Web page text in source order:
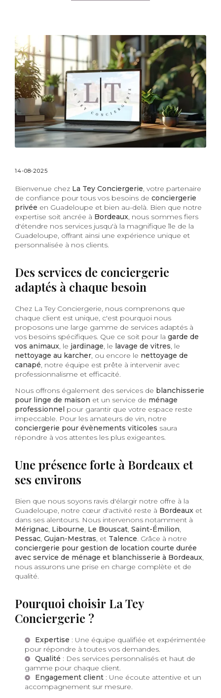
14-08-2025
Bienvenue chez La Tey Conciergerie, votre partenaire
de confiance pour tous vos besoins de conciergerie
privée en Guadeloupe et bien au-delà. Bien que notre
expertise soit ancrée à Bordeaux, nous sommes fiers
d'étendre nos services jusqu'à la magnifique île de la
Guadeloupe, offrant ainsi une expérience unique et
personnalisée à nos clients.
Des services de conciergerie
adaptés à chaque besoin
Chez La Tey Conciergerie, nous comprenons que
chaque client est unique, c'est pourquoi nous
proposons une large gamme de services adaptés à
vos besoins spécifiques. Que ce soit pour la garde de
vos animaux, le jardinage, le lavage de vitres, le
nettoyage au karcher, ou encore le nettoyage de
canapé, notre équipe est prête à intervenir avec
professionnalisme et efficacité.
Nous offrons également des services de blanchisserie
pour linge de maison et un service de ménage
professionnel pour garantir que votre espace reste
impeccable. Pour les amateurs de vin, notre
conciergerie pour évènements viticoles saura
répondre à vos attentes les plus exigeantes.
Une présence forte à Bordeaux et
ses environs
Bien que nous soyons ravis d'élargir notre offre à la
Guadeloupe, notre cœur d'activité reste à Bordeaux et
dans ses alentours. Nous intervenons notamment à
Mérignac, Libourne, Le Bouscat, Saint-Émilion,
Pessac, Gujan-Mestras, et Talence. Grâce à notre
conciergerie pour gestion de location courte durée
avec service de ménage et blanchisserie à Bordeaux,
nous assurons une prise en charge complète et de
qualité.
Pourquoi choisir La Tey
Conciergerie ?
Expertise : Une équipe qualifiée et expérimentée
pour répondre à toutes vos demandes.
Qualité : Des services personnalisés et haut de
gamme pour chaque client.
Engagement client : Une écoute attentive et un
accompagnement sur mesure.